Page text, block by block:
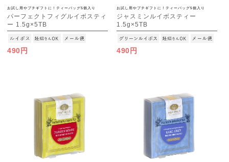
お試し用やプチギフトに！ティーバッグ5個入り
パーフェクトフィグルイボスティ
ー 1.5g×5TB
[M便 1/15]
490円
お試し用やプチギフトに！ティーバッグ5個入り
ジャスミンルイボスティー
1.5g×5TB
[M便 1/15]
490円